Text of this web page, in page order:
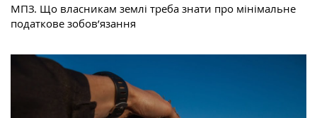
МПЗ. Що власникам землі треба знати про мінімальне
податкове зобов’язання